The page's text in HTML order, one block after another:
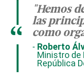
"Hemos
las
como
Roberto
Ministro de
República
“